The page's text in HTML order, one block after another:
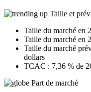
Taille et
Taille du marché en
Taille du marché en
Taille du marché
dollars
TCAC : 7,36 % de
Part de marché